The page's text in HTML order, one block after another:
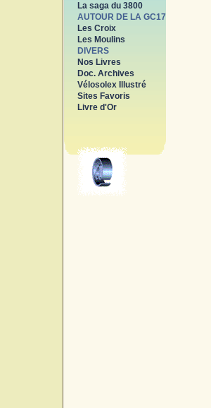
La saga du 3800
AUTOUR DE LA GC17
Les Croix
Les Moulins
DIVERS
Nos Livres
Doc. Archives
Vélosolex Illustré
Sites Favoris
Livre d'Or